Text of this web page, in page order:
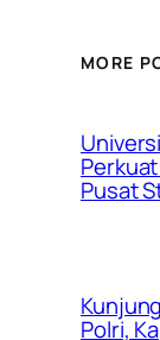
MORE
Pusat
Polri,